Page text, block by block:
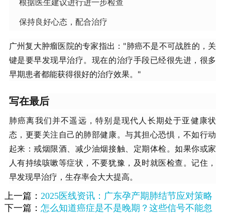
保持良好心态，配合治疗
广州复大肿瘤医院的专家指出："肺癌不是不可战胜的，关
键是要早发现早治疗。现在的治疗手段已经很先进，很多
早期患者都能获得很好的治疗效果。"
​写在最后​
肺癌离我们并不遥远，特别是现代人长期处于亚健康状
态，更要关注自己的肺部健康。与其担心恐惧，不如行动
起来：戒烟限酒、减少油烟接触、定期体检。如果你或家
人有持续咳嗽等症状，不要犹豫，及时就医检查。记住，
早发现早治疗，生存率会大大提高。
上一篇： 2025医线资讯：广东孕产期肺结节应对策略
下一篇： 怎么知道癌症是不是晚期？这些信号不能忽